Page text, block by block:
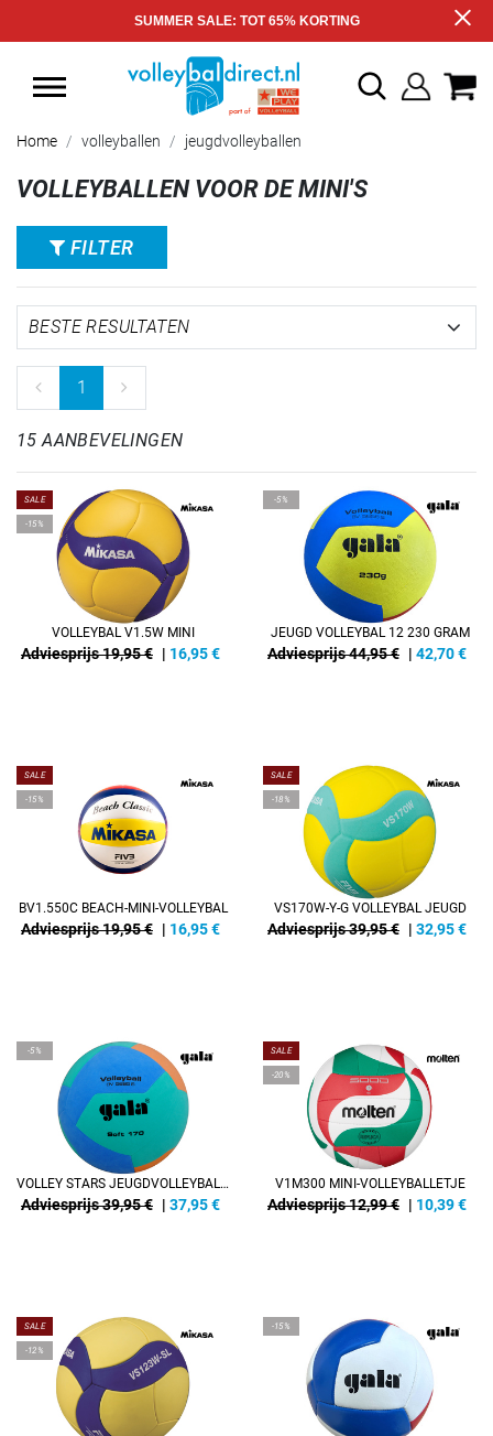
SUMMER SALE: TOT 65% KORTING
Home volleyballen jeugdvolleyballen
VOLLEYBALLEN VOOR DE MINI'S
FILTER
1
15 AANBEVELINGEN
SALE
-15%
VOLLEYBAL V1.5W MINI
Adviesprijs 19,95 € | 16,95€
-5%
JEUGD VOLLEYBAL 12 230 GRAM
Adviesprijs 44,95 € | 42,70€
SALE
-15%
BV1.550C BEACH-MINI-VOLLEYBAL
Adviesprijs 19,95 € | 16,95€
SALE
-18%
VS170W-Y-G VOLLEYBAL JEUGD
Adviesprijs 39,95 € | 32,95€
-5%
VOLLEY STARS JEUGDVOLLEYBAL SOFT 170G
Adviesprijs 39,95 € | 37,95€
SALE
-20%
V1M300 MINI-VOLLEYBALLETJE
Adviesprijs 12,99 € | 10,39€
SALE
-12%
-15%